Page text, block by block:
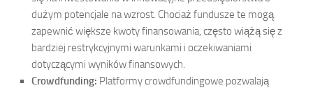
dużym potencjale na wzrost. Chociaż fundusze te mogą
zapewnić większe kwoty finansowania, często wiążą się z
bardziej restrykcyjnymi warunkami i oczekiwaniami
dotyczącymi wyników finansowych.
Crowdfunding: Platformy crowdfundingowe pozwalają